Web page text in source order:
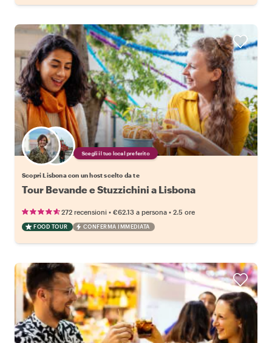
Scegli il tuo local preferito
Scopri Lisbona con un host scelto da te
Tour Bevande e Stuzzichini a Lisbona
272 recensioni • €62.13 a persona • 2.5 ore
FOOD TOUR CONFERMA IMMEDIATA